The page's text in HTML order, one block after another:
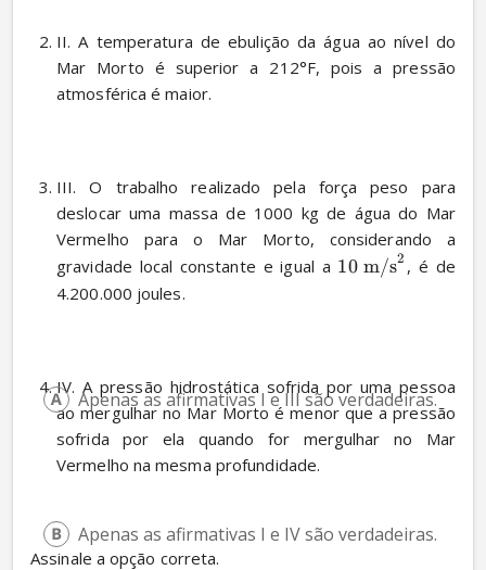
II. A temperatura de ebulição da água ao nível do
Mar Morto é superior a 212°F, pois a pressão
atmosférica é maior.
III. O trabalho realizado pela força peso para
deslocar uma massa de 1000 kg de água do Mar
Vermelho para o Mar Morto, considerando a
gravidade local constante e igual a 10 m/s2 , é de
4.200.000 joules.
IV. A pressão hidrostática sofrida por uma pessoa
ao mergulhar no Mar Morto é menor que a pressão
sofrida por ela quando for mergulhar no Mar
Vermelho na mesma profundidade.
Assinale a opção correta.
Apenas as afirmativas I e III são verdadeiras.
Apenas as afirmativas I e IV são verdadeiras.